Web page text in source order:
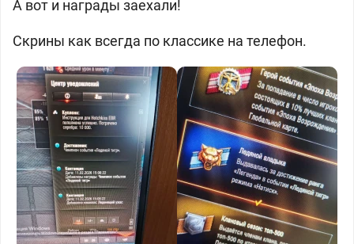
А вот и награды заехали!
Скрины как всегда по классике на телефон.